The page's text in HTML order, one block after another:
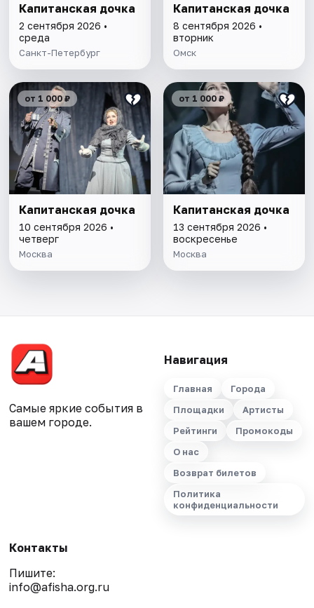
Капитанская дочка
2 сентября 2026 •
среда
Санкт-Петербург
Капитанская дочка
8 сентября 2026 •
вторник
Омск
от 1 000 ₽
Капитанская дочка
10 сентября 2026 •
четверг
Москва
от 1 000 ₽
Капитанская дочка
13 сентября 2026 •
воскресенье
Москва
Самые яркие события в
вашем городе.
Навигация
Главная
Города
Площадки
Артисты
Рейтинги
Промокоды
О нас
Возврат билетов
Политика
конфиденциальности
Контакты
Пишите:
info@afisha.org.ru